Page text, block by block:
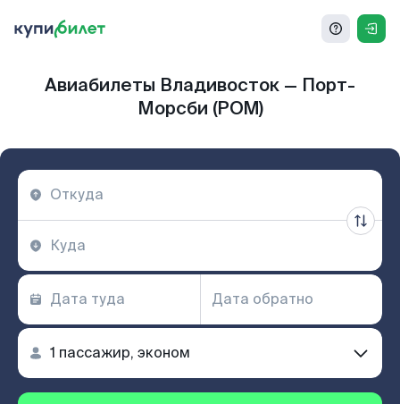
Авиабилеты Владивосток — Порт-
Морсби (POM)